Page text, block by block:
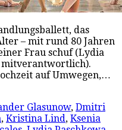
das
– mit rund 80 Jahren
Frau schuf (Lydia
mitverantwortlich).
auf Umwegen,…
Glasunow, Dmitri
, Kristina Lind, Ksenia